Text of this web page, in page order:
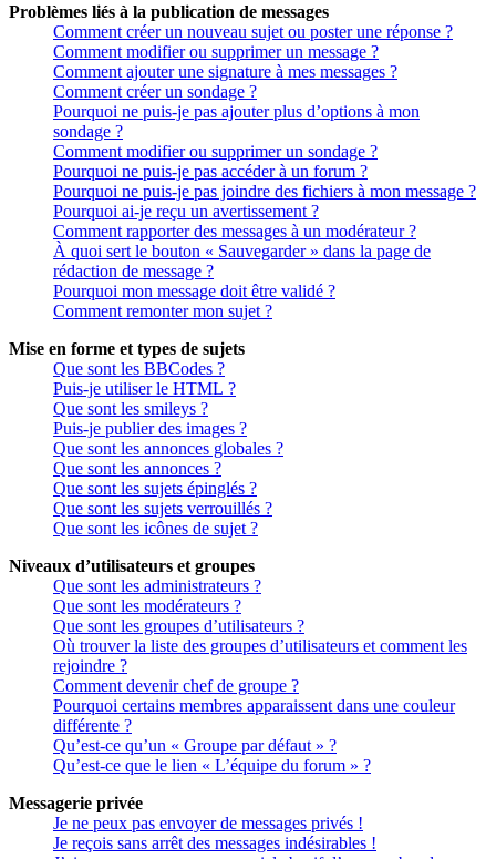
Problèmes liés à la publication de messages
Comment créer un nouveau sujet ou poster une réponse ?
Comment modifier ou supprimer un message ?
Comment ajouter une signature à mes messages ?
Comment créer un sondage ?
Pourquoi ne puis-je pas ajouter plus d’options à mon
sondage ?
Comment modifier ou supprimer un sondage ?
Pourquoi ne puis-je pas accéder à un forum ?
Pourquoi ne puis-je pas joindre des fichiers à mon message ?
Pourquoi ai-je reçu un avertissement ?
Comment rapporter des messages à un modérateur ?
À quoi sert le bouton « Sauvegarder » dans la page de
rédaction de message ?
Pourquoi mon message doit être validé ?
Comment remonter mon sujet ?
Mise en forme et types de sujets
Que sont les BBCodes ?
Puis-je utiliser le HTML ?
Que sont les smileys ?
Puis-je publier des images ?
Que sont les annonces globales ?
Que sont les annonces ?
Que sont les sujets épinglés ?
Que sont les sujets verrouillés ?
Que sont les icônes de sujet ?
Niveaux d’utilisateurs et groupes
Que sont les administrateurs ?
Que sont les modérateurs ?
Que sont les groupes d’utilisateurs ?
Où trouver la liste des groupes d’utilisateurs et comment les
rejoindre ?
Comment devenir chef de groupe ?
Pourquoi certains membres apparaissent dans une couleur
différente ?
Qu’est-ce qu’un « Groupe par défaut » ?
Qu’est-ce que le lien « L’équipe du forum » ?
Messagerie privée
Je ne peux pas envoyer de messages privés !
Je reçois sans arrêt des messages indésirables !